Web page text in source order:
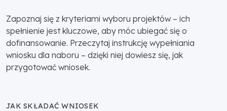
Zapoznaj się z kryteriami wyboru projektów – ich
spełnienie jest kluczowe, aby móc ubiegać się o
dofinansowanie. Przeczytaj instrukcję wypełniania
wniosku dla naboru – dzięki niej dowiesz się, jak
przygotować wniosek.
JAK SKŁADAĆ WNIOSEK